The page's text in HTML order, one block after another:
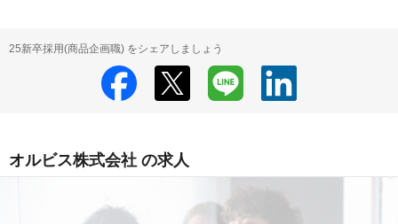
25新卒採用(商品企画職) をシェアしましょう
オルビス株式会社 の求人